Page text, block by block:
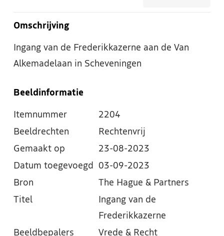
Omschrijving
Ingang van de Frederikkazerne aan de Van
Alkemadelaan in Scheveningen
Beeldinformatie
Itemnummer
2204
Beeldrechten
Rechtenvrij
Gemaakt op
23-08-2023
Datum toegevoegd
03-09-2023
Bron
The Hague & Partners
Titel
Ingang van de
Frederikkazerne
Beeldbepalers
Vrede & Recht